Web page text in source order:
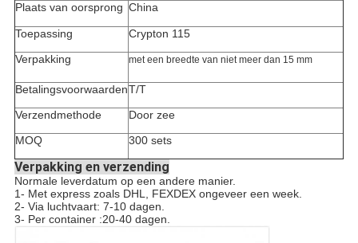
Plaats van oorsprong China
Toepassing
Crypton 115
Verpakking
met een breedte van niet meer dan 15 mm
BetalingsvoorwaardenT/T
Verzendmethode
Door zee
MOQ
300 sets
Verpakking en verzending
Normale leverdatum op een andere manier.
1- Met express zoals DHL, FEXDEX ongeveer een week.
2- Via luchtvaart: 7-10 dagen.
3- Per container :20-40 dagen.